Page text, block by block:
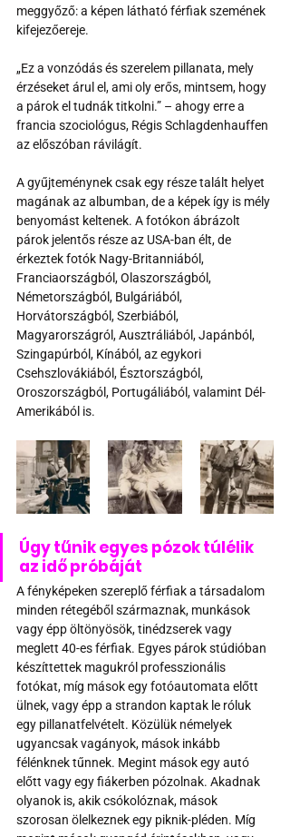
meggyőző: a képen látható férfiak szemének
kifejezőereje.
„Ez a vonzódás és szerelem pillanata, mely
érzéseket árul el, ami oly erős, mintsem, hogy
a párok el tudnák titkolni.” – ahogy erre a
francia szociológus, Régis Schlagdenhauffen
az előszóban rávilágít.
A gyűjteménynek csak egy része talált helyet
magának az albumban, de a képek így is mély
benyomást keltenek. A fotókon ábrázolt
párok jelentős része az USA-ban élt, de
érkeztek fotók Nagy-Britanniából,
Franciaországból, Olaszországból,
Németországból, Bulgáriából,
Horvátországból, Szerbiából,
Magyarországról, Ausztráliából, Japánból,
Szingapúrból, Kínából, az egykori
Csehszlovákiából, Észtországból,
Oroszországból, Portugáliából, valamint Dél-
Amerikából is.
Úgy tűnik egyes pózok túlélik
az idő próbáját
A fényképeken szereplő férfiak a társadalom
minden rétegéből származnak, munkások
vagy épp öltönyösök, tinédzserek vagy
meglett 40-es férfiak. Egyes párok stúdióban
készíttettek magukról professzionális
fotókat, míg mások egy fotóautomata előtt
ülnek, vagy épp a strandon kaptak le róluk
egy pillanatfelvételt. Közülük némelyek
ugyancsak vagányok, mások inkább
félénknek tűnnek. Megint mások egy autó
előtt vagy egy fiákerben pózolnak. Akadnak
olyanok is, akik csókolóznak, mások
szorosan ölelkeznek egy piknik-pléden. Míg